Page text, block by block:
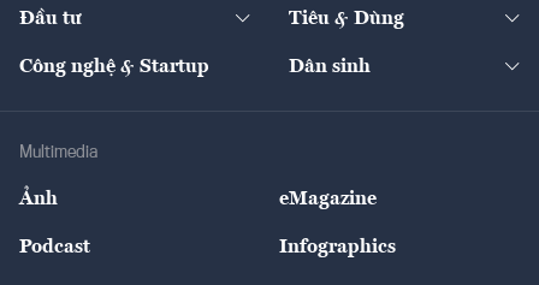
Quản trị số
Tư vấn
Thị trường
Nông sản
The Guide
Đầu tư Tiêu & Dùng
Giải trí
Công nghệ & Startup Dân sinh
Multimedia
Ảnh eMagazine
Podcast Infographics